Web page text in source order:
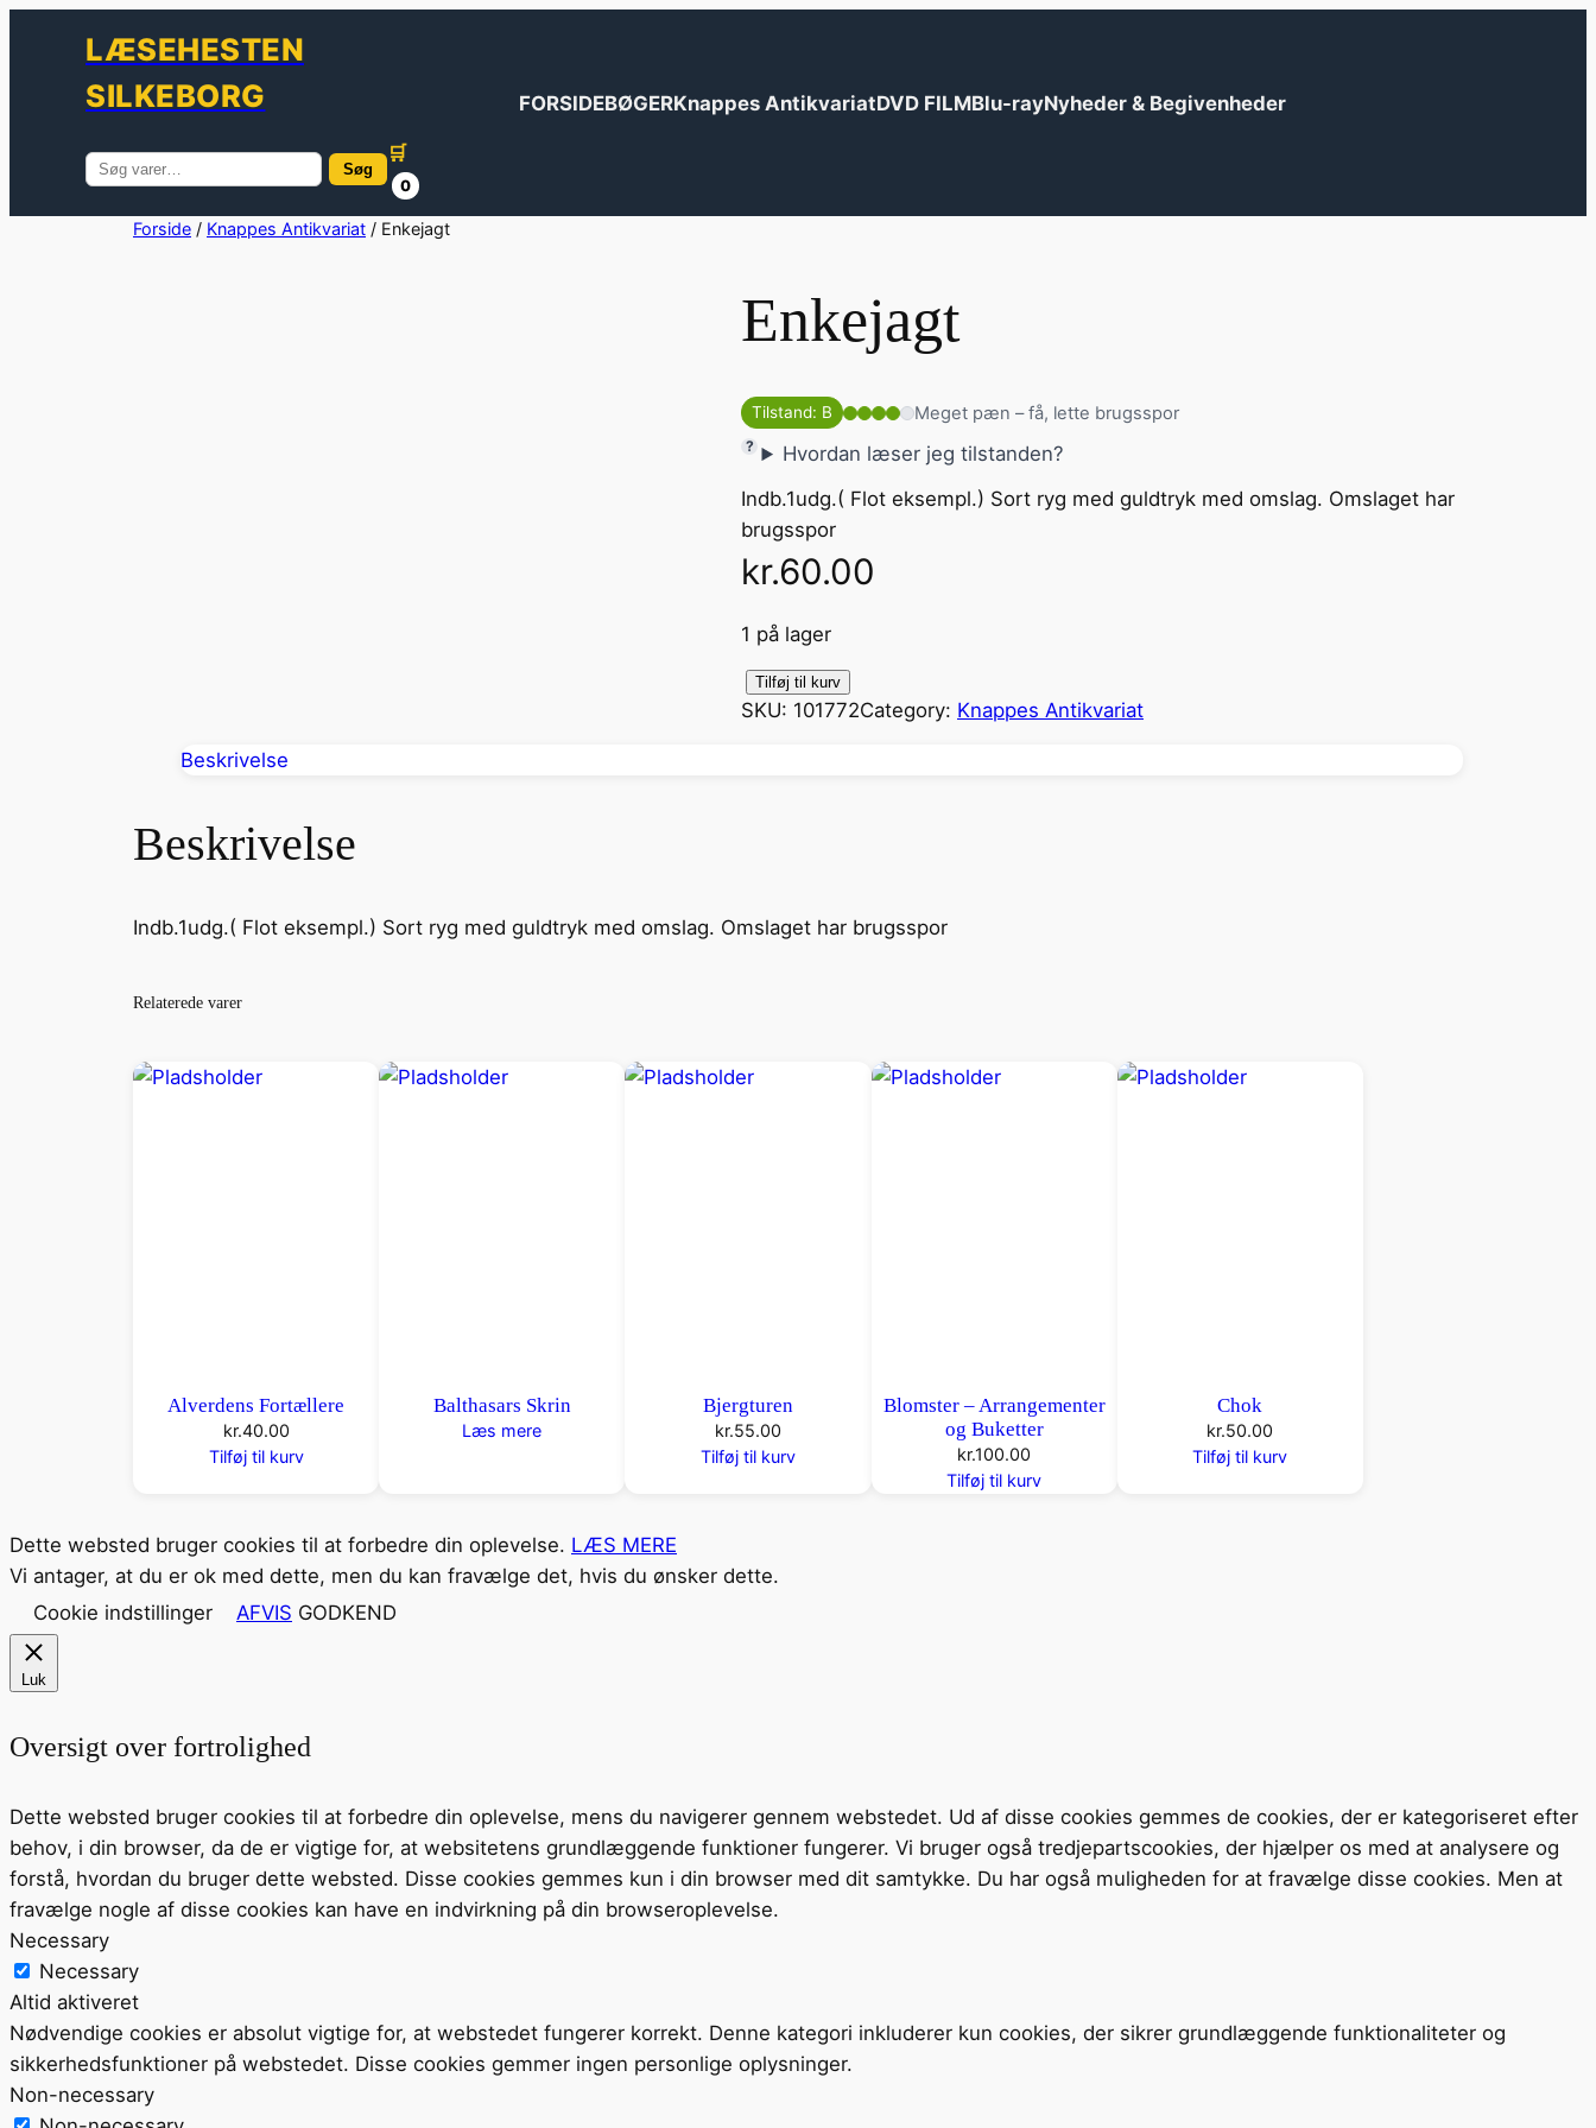
LÆSEHESTEN
SILKEBORG
FORSIDEBØGERKnappes AntikvariatDVD FILMBlu-rayNyheder & Begivenheder
Søg
efter:
Søg
🛒
0
Forside / Knappes Antikvariat / Enkejagt
Enkejagt
Tilstand: B Meget pæn – få, lette brugsspor
Hvordan læser jeg tilstanden?
Indb.1udg.( Flot eksempl.) Sort ryg med guldtryk med omslag. Omslaget har
brugsspor
kr.60.00
1 på lager
n
a
Tilføj til kurv
SKU: 101772Category: Knappes Antikvariat
Beskrivelse
Beskrivelse
Indb.1udg.( Flot eksempl.) Sort ryg med guldtryk med omslag. Omslaget har brugsspor
Relaterede varer
Alverdens Fortællere
kr.40.00
Tilføj til kurv
Balthasars Skrin
Læs mere
Bjergturen
kr.55.00
Tilføj til kurv
Blomster – Arrangementer
og Buketter
kr.100.00
Tilføj til kurv
Chok
kr.50.00
Tilføj til kurv
Dette websted bruger cookies til at forbedre din oplevelse. LÆS MERE
Vi antager, at du er ok med dette, men du kan fravælge det, hvis du ønsker dette.
Cookie indstillinger
AFVIS GODKEND
Luk
Oversigt over fortrolighed
Dette websted bruger cookies til at forbedre din oplevelse, mens du navigerer gennem webstedet. Ud af disse cookies gemmes de cookies, der er kategoriseret efter
behov, i din browser, da de er vigtige for, at websitetens grundlæggende funktioner fungerer. Vi bruger også tredjepartscookies, der hjælper os med at analysere og
forstå, hvordan du bruger dette websted. Disse cookies gemmes kun i din browser med dit samtykke. Du har også muligheden for at fravælge disse cookies. Men at
fravælge nogle af disse cookies kan have en indvirkning på din browseroplevelse.
Necessary
Necessary
Altid aktiveret
Nødvendige cookies er absolut vigtige for, at webstedet fungerer korrekt. Denne kategori inkluderer kun cookies, der sikrer grundlæggende funktionaliteter og
sikkerhedsfunktioner på webstedet. Disse cookies gemmer ingen personlige oplysninger.
Non-necessary